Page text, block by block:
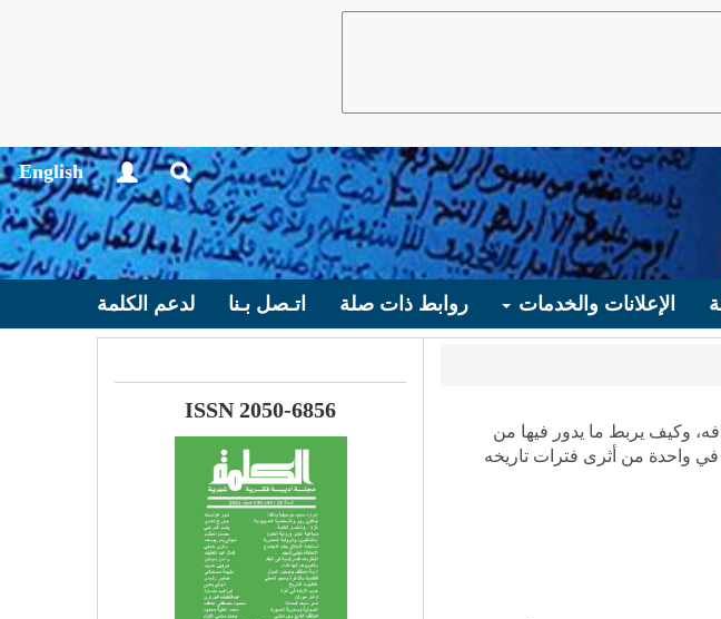
English
الإعلانات والخدمات روابط ذات صلة اتـصل بـنا لدعم الكلمة
وكيف يربط ما يدور فيها من
في واحدة من أثرى فترات تاريخه
ISSN 2050-6856